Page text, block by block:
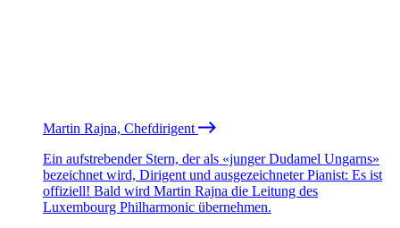
Martin Rajna, Chefdirigent
Ein aufstrebender Stern, der als «junger Dudamel Ungarns»
bezeichnet wird, Dirigent und ausgezeichneter Pianist: Es ist
offiziell! Bald wird Martin Rajna die Leitung des
Luxembourg Philharmonic übernehmen.